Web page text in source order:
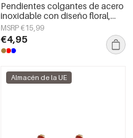
Pendientes colgantes de acero
inoxidable con diseño floral,
serie Daily Simple, joyería para
mujer
MSRP €15,99
€4,95
Almacén de la UE